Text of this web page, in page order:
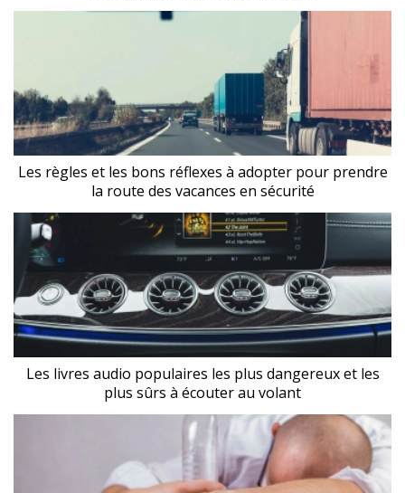
Les règles et les bons réflexes à adopter pour prendre
la route des vacances en sécurité
Les livres audio populaires les plus dangereux et les
plus sûrs à écouter au volant